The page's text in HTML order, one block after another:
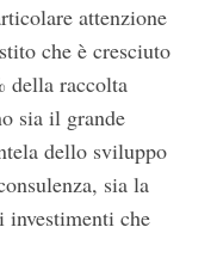
attenzione
che è cresciuto
della raccolta
sia il grande
dello sviluppo
sia la
che